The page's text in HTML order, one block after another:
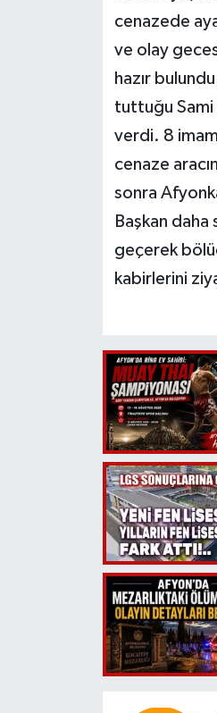
cenazede
ve olay
hazır
tuttuğu Sami
verdi. 8 imam
cenaze
sonra
Başkan
geçerek
kabirlerini